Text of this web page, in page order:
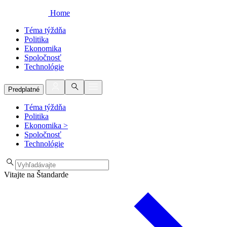
Home
Téma týždňa
Politika
Ekonomika
Spoločnosť
Technológie
Predplatné
Téma týždňa
Politika
Ekonomika >
Spoločnosť
Technológie
Vitajte na Štandarde